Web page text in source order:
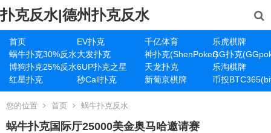
扑克反水|德州扑克反水
首页 EV扑克 千亿体育
乐虎棋牌
蜗牛扑克30%反水大发扑克 神扑克(ShenPoker)GG扑克
博狗扑克25%反水6UP扑克之星 天龙扑克
乐淘棋牌
红星扑克
秒Call扑克 新葡京棋牌 币投
您的位置 首页 蜗牛扑克反水
蜗牛扑克国际厅25000美金奥马哈邀请赛